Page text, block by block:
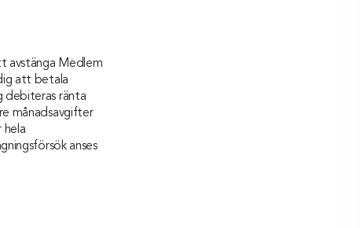
avstänga Medlem
att betala
debiteras ränta
månadsavgifter
hela
anses